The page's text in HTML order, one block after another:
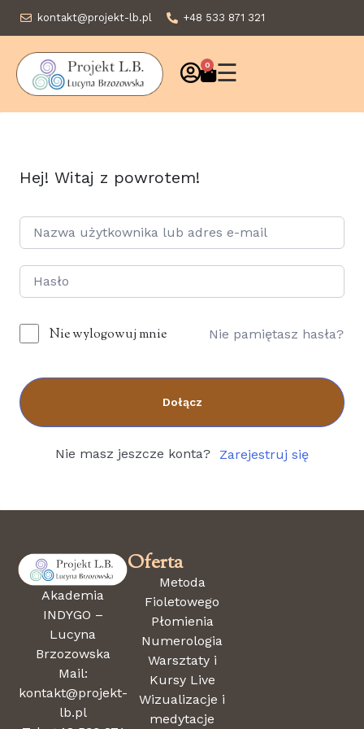
kontakt@projekt-lb.pl +48 533 871 321
0 ☰
Hej! Witaj z powrotem!
Nie wylogowuj mnie Nie pamiętasz hasła?
Dołącz
Nie masz jeszcze konta? Zarejestruj się
Akademia
INDYGO –
Lucyna
Brzozowska
Mail:
kontakt@projekt-
lb.pl
Oferta
Metoda
Fioletowego
Płomienia
Numerologia
Warsztaty i
Kursy Live
Wizualizacje i
medytacje